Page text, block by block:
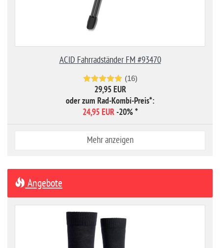
ACID Fahrradständer FM #93470
(16)
29,95 EUR
oder zum Rad-Kombi-Preis*:
24,95 EUR -20%*
Mehr anzeigen
Angebote